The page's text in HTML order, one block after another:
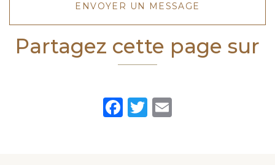
ENVOYER UN MESSAGE
Partagez cette page sur
Facebook
Twitter